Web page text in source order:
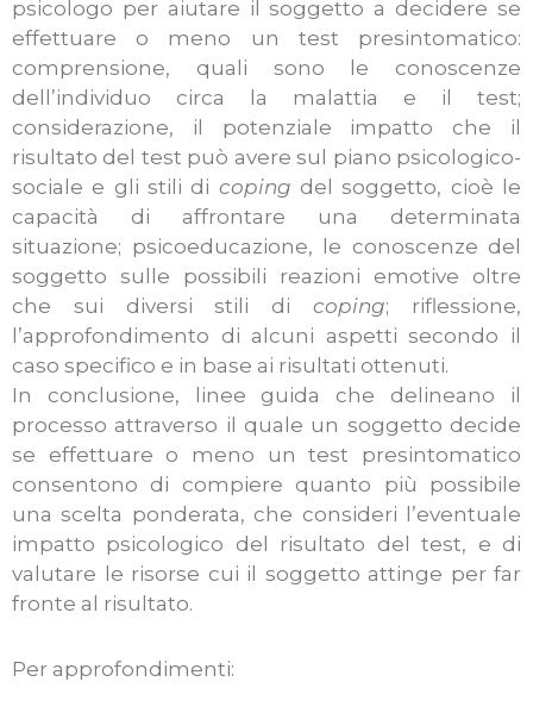
psicologo per aiutare il soggetto a decidere se
effettuare o meno un test presintomatico:
comprensione, quali sono le conoscenze
dell’individuo circa la malattia e il test;
considerazione, il potenziale impatto che il
risultato del test può avere sul piano psicologico-
sociale e gli stili di coping del soggetto, cioè le
capacità di affrontare una determinata
situazione; psicoeducazione, le conoscenze del
soggetto sulle possibili reazioni emotive oltre
che sui diversi stili dicoping; riflessione,
l’approfondimento di alcuni aspetti secondo il
caso specifico e in base ai risultati ottenuti.
In conclusione, linee guida che delineano il
processo attraverso il quale un soggetto decide
se effettuare o meno un test presintomatico
consentono di compiere quanto più possibile
una scelta ponderata, che consideri l’eventuale
impatto psicologico del risultato del test, e di
valutare le risorse cui il soggetto attinge per far
fronte al risultato.
Per approfondimenti: